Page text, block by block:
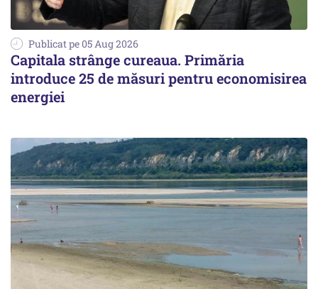
Publicat pe 05 Aug 2026
Capitala strânge cureaua. Primăria
introduce 25 de măsuri pentru economisirea
energiei